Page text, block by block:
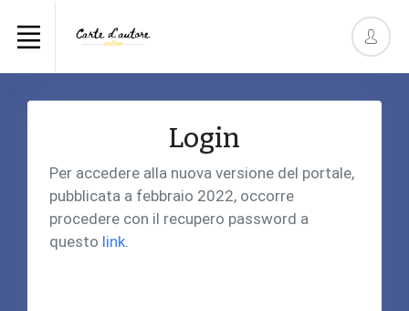
Login
Per accedere alla nuova versione del portale,
pubblicata a febbraio 2022, occorre
procedere con il recupero password a
questo link.